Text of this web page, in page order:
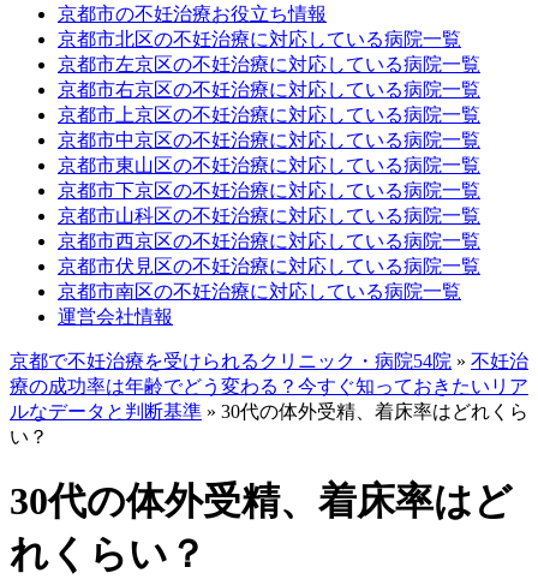
京都市の不妊治療お役立ち情報
京都市北区の不妊治療に対応している病院一覧
京都市左京区の不妊治療に対応している病院一覧
京都市右京区の不妊治療に対応している病院一覧
京都市上京区の不妊治療に対応している病院一覧
京都市中京区の不妊治療に対応している病院一覧
京都市東山区の不妊治療に対応している病院一覧
京都市下京区の不妊治療に対応している病院一覧
京都市山科区の不妊治療に対応している病院一覧
京都市西京区の不妊治療に対応している病院一覧
京都市伏見区の不妊治療に対応している病院一覧
京都市南区の不妊治療に対応している病院一覧
運営会社情報
京都で不妊治療を受けられるクリニック・病院54院 » 不妊治
療の成功率は年齢でどう変わる？今すぐ知っておきたいリア
ルなデータと判断基準 » 30代の体外受精、着床率はどれくら
い？
30代の体外受精、着床率はど
れくらい？